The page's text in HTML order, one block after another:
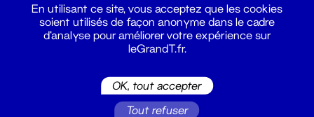
En utilisant ce site, vous acceptez que les cookies
soient utilisés de façon anonyme dans le cadre
d'analyse pour améliorer votre expérience sur
leGrandT.fr.
OK, tout accepter
Tout refuser